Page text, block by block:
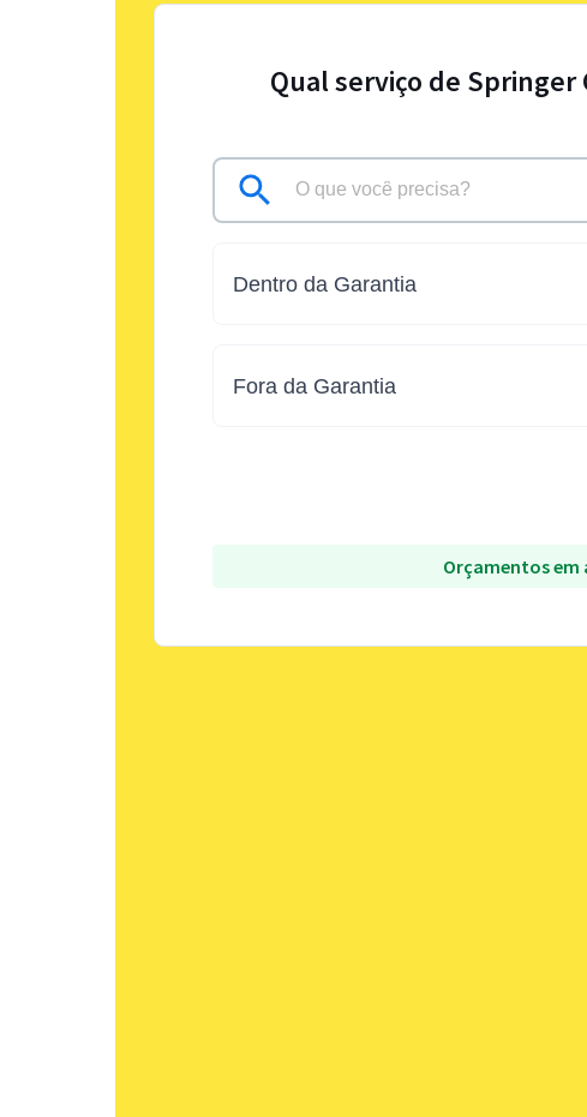
Qual serviço de
Dentro da Garantia
Fora da Garantia
Orçamentos em